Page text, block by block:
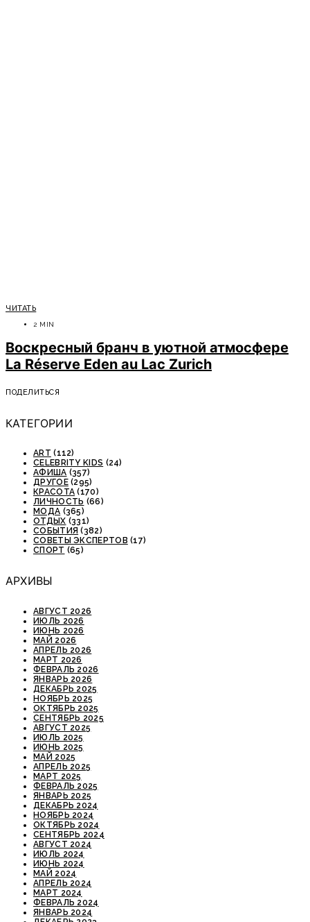
ЧИТАТЬ
2 MIN
Воскресный бранч в уютной атмосфере
La Réserve Eden au Lac Zurich
ПОДЕЛИТЬСЯ
КАТЕГОРИИ
ART (112)
CELEBRITY KIDS (24)
АФИША (357)
ДРУГОЕ(295)
КРАСОТА (170)
ЛИЧНОСТЬ (66)
МОДА (365)
ОТДЫХ (331)
СОБЫТИЯ (382)
СОВЕТЫ ЭКСПЕРТОВ (17)
СПОРТ (65)
АРХИВЫ
АВГУСТ 2026
ИЮЛЬ 2026
ИЮНЬ 2026
МАЙ 2026
АПРЕЛЬ 2026
МАРТ 2026
ФЕВРАЛЬ 2026
ЯНВАРЬ 2026
ДЕКАБРЬ 2025
НОЯБРЬ 2025
ОКТЯБРЬ 2025
СЕНТЯБРЬ 2025
АВГУСТ 2025
ИЮЛЬ 2025
ИЮНЬ 2025
МАЙ 2025
АПРЕЛЬ 2025
МАРТ 2025
ФЕВРАЛЬ 2025
ЯНВАРЬ 2025
ДЕКАБРЬ 2024
НОЯБРЬ 2024
ОКТЯБРЬ 2024
СЕНТЯБРЬ 2024
АВГУСТ 2024
ИЮЛЬ 2024
ИЮНЬ 2024
МАЙ 2024
АПРЕЛЬ 2024
МАРТ 2024
ФЕВРАЛЬ 2024
ЯНВАРЬ 2024